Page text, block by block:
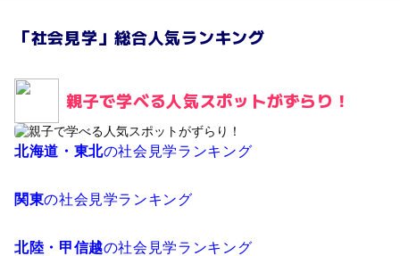
「社会見学」総合人気ランキング
親子で学べる人気スポットがずらり！
北海道・東北の社会見学ランキング
関東の社会見学ランキング
北陸・甲信越の社会見学ランキング